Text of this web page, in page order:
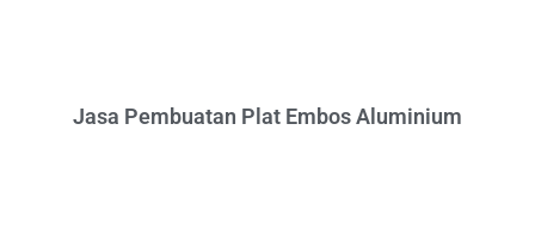
Jasa Pembuatan Plat Embos Aluminium